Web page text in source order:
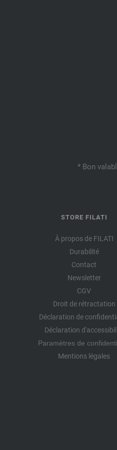
* Bon
STORE FILATI
À propos de FILATI
Durabilité
Contact
Newsletter
CGV
Droit de rétractation
Déclaration de
Déclaration
Paramètres de
Mentions légales